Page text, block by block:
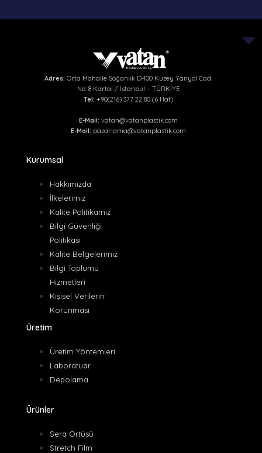
Adres: Orta Mahalle Soğanlık D-100 Kuzey Yanyol Cad.
No: 8 Kartal / İstanbul – TÜRKİYE
Tel: +90(216) 377 22 80 (6 Hat)
E-Mail: vatan@vatanplastik.com
E-Mail: pazarlama@vatanplastik.com
Kurumsal
Hakkımızda
İlkelerimiz
Kalite Politikamız
Bilgi Güvenliği
Politikası
Kalite Belgelerimiz
Bilgi Toplumu
Hizmetleri
Kişisel Verilerin
Korunması
Üretim
Üretim Yöntemleri
Laboratuar
Depolama
Ürünler
Sera Örtüsü
Stretch Film